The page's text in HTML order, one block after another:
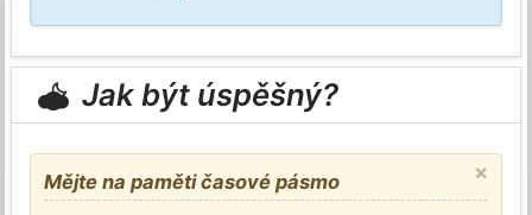
Jak být úspěšný?
×
Mějte na paměti časové pásmo